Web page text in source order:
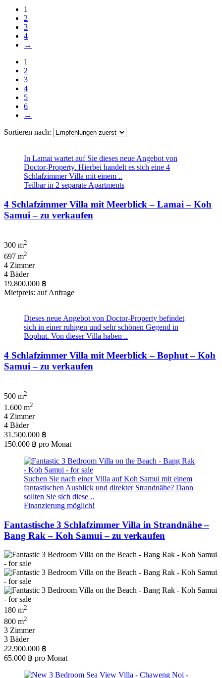
1
2
3
4
→
1
2
3
4
5
6
→
Sortieren nach:
In Lamai wartet auf Sie dieses neue Angebot von
Doctor-Property. Hierbei handelt es sich eine 4
Schlafzimmer Villa mit einem ..
Teilbar in 2 separate Apartments
4 Schlafzimmer Villa mit Meerblick – Lamai – Koh
Samui – zu verkaufen
300 m2
697 m2
4 Zimmer
4 Bäder
19.800.000 ฿
Mietpreis: auf Anfrage
Dieses neue Angebot von Doctor-Property befindet
sich in einer ruhigen und sehr schönen Gegend in
Bophut. Von dieser Villa haben ..
4 Schlafzimmer Villa mit Meerblick – Bophut – Koh
Samui – zu verkaufen
500 m2
1.600 m2
4 Zimmer
4 Bäder
31.500.000 ฿
150.000 ฿ pro Monat
Suchen Sie nach einer Villa auf Koh Samui mit einem
fantastischen Ausblick und direkter Strandnähe? Dann
sollten Sie sich diese ..
Finanzierung möglich!
Fantastische 3 Schlafzimmer Villa in Strandnähe –
Bang Rak – Koh Samui – zu verkaufen
180 m2
800 m2
3 Zimmer
3 Bäder
22.900.000 ฿
65.000 ฿ pro Monat